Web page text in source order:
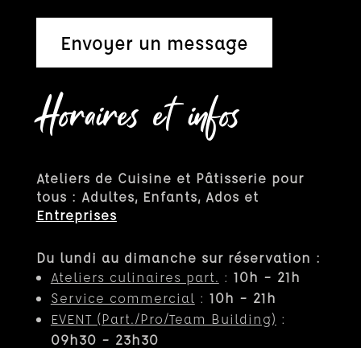
Envoyer un message
Horaires et infos
Ateliers de Cuisine et Pâtisserie pour
tous : Adultes, Enfants, Ados et
Entreprises
Du lundi au dimanche sur réservation :
Ateliers culinaires part. : 10h – 21h
Service commercial : 10h – 21h
EVENT (Part./Pro/Team Building) :
09h30 – 23h30